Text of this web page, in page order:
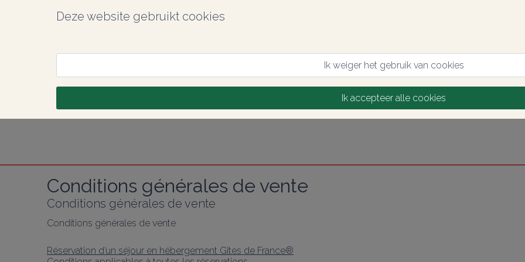
Deze website gebruikt cookies
Ik weiger het gebruik van cookies
Ik accepteer alle cookies
Conditions générales de vente
Conditions générales de vente
Conditions générales de vente
Réservation d’un séjour en hébergement Gîtes de France®